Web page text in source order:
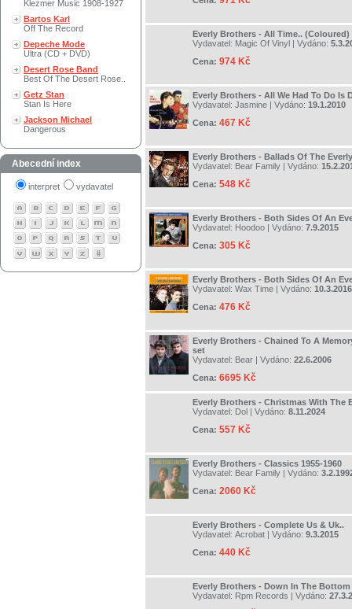
Klezmer Music 1908-1927
Bartos Karl
Off The Record
Depeche Mode
Ultra (CD + DVD)
Desert Rose Band
Best Of The Desert Rose..
Getz Stan
Stan Is Here
Jackson Michael
Dangerous
Abecední index
interpret vydavatel
Everly Brothers - All Time.. (Coloured)
Vydavatel: Magic Of Vinyl | Vydáno:
Cena: 974 Kč
Everly Brothers - All We Had To Do Is
Vydavatel: Jasmine | Vydáno: 19.1.2010
Cena: 467 Kč
Everly Brothers - Ballads Of The
Vydavatel: Bear Family | Vydáno:
Cena: 548 Kč
Everly Brothers - Both Sides Of An
Vydavatel: Hoodoo | Vydáno: 7.9.2015
Cena: 305 Kč
Everly Brothers - Both Sides Of An
Vydavatel: Wax Time | Vydáno: 10.3.2016
Cena: 476 Kč
Everly Brothers - Chained To A
set
Vydavatel: Bear | Vydáno: 22.6.2006
Cena: 6695 Kč
Everly Brothers - Christmas With The
Vydavatel: Dol | Vydáno: 8.11.2024
Cena: 557 Kč
Everly Brothers - Classics 1955-1960
Vydavatel: Bear Family | Vydáno:
Cena: 2060 Kč
Everly Brothers - Complete Us & Uk..
Vydavatel: Acrobat | Vydáno: 9.3.2015
Cena: 440 Kč
Everly Brothers - Down In The Bottom
Vydavatel: Rpm Records | Vydáno: